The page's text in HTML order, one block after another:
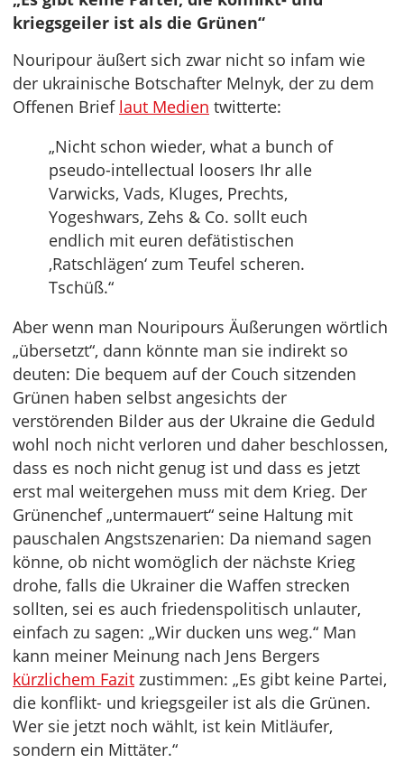
kriegsgeiler ist als die Grünen“
Nouripour äußert sich zwar nicht so infam wie
der ukrainische Botschafter Melnyk, der zu dem
Offenen Brief laut Medien twitterte:
„Nicht schon wieder, what a bunch of
pseudo-intellectual loosers Ihr alle
Varwicks, Vads, Kluges, Prechts,
Yogeshwars, Zehs & Co. sollt euch
endlich mit euren defätistischen
‚Ratschlägen‘ zum Teufel scheren.
Tschüß.“
Aber wenn man Nouripours Äußerungen wörtlich
„übersetzt“, dann könnte man sie indirekt so
deuten: Die bequem auf der Couch sitzenden
Grünen haben selbst angesichts der
verstörenden Bilder aus der Ukraine die Geduld
wohl noch nicht verloren und daher beschlossen,
dass es noch nicht genug ist und dass es jetzt
erst mal weitergehen muss mit dem Krieg. Der
Grünenchef „untermauert“ seine Haltung mit
pauschalen Angstszenarien: Da niemand sagen
könne, ob nicht womöglich der nächste Krieg
drohe, falls die Ukrainer die Waffen strecken
sollten, sei es auch friedenspolitisch unlauter,
einfach zu sagen: „Wir ducken uns weg.“ Man
kann meiner Meinung nach Jens Bergers
kürzlichem Fazit zustimmen: „Es gibt keine Partei,
die konflikt- und kriegsgeiler ist als die Grünen.
Wer sie jetzt noch wählt, ist kein Mitläufer,
sondern ein Mittäter.“